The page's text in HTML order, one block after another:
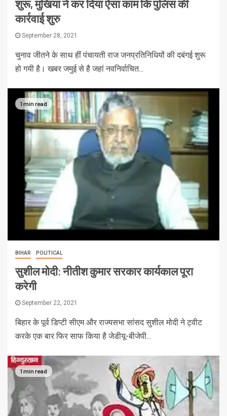
शुरू, मुखिया ने कर दिया ऐसा काम कि पुलिस की
कार्रवाई शुरु
September 28, 2021
चुनाव जीतने के साथ हीं पंचायती राज जनप्रतिनिधियों की दबंगई शुरू
हो गयी है। खबर जमुई से है जहां नवनिर्वाचित...
1 min read
BIHAR POLITICAL
सुशील मोदी: नीतीश कुमार सरकार कार्यकाल पूरा
करेगी
September 22, 2021
बिहार के पूर्व डिप्टी सीएम और राज्यसभा सांसद सुशील मोदी ने ट्वीट
करके एक बार फिर साफ किया है जेडीयू-बीजेपी...
1 min read